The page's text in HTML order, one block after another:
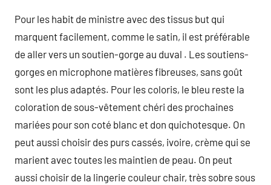
Pour les habit de ministre avec des tissus but qui
marquent facilement, comme le satin, il est préférable
de aller vers un soutien-gorge au duval . Les soutiens-
gorges en microphone matières fibreuses, sans goût
sont les plus adaptés. Pour les coloris, le bleu reste la
coloration de sous-vêtement chéri des prochaines
mariées pour son coté blanc et don quichotesque. On
peut aussi choisir des purs cassés, ivoire, crème qui se
marient avec toutes les maintien de peau. On peut
aussi choisir de la lingerie couleur chair, très sobre sous